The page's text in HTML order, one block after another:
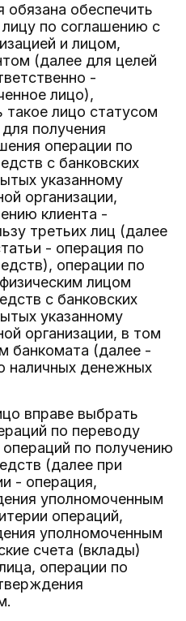
обязана обеспечить
по соглашению с
и лицом,
(далее для целей
-
лицо),
лицо статусом
получения
операции по
с банковских
указанному
организации,
клиента -
третьих лиц (далее
- операция по
операции по
лицом
с банковских
указанному
организации, в том
банкомата (далее -
наличных денежных
вправе выбрать
по переводу
по получению
(далее при
- операция,
уполномоченным
операций,
уполномоченным
счета (вклады)
операции по